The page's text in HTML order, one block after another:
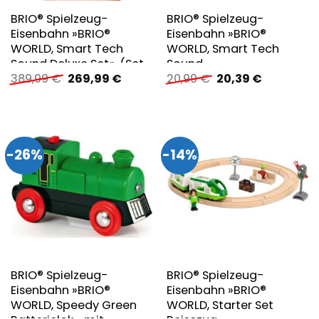
BRIO® Spielzeug-
Eisenbahn »BRIO®
WORLD, Smart Tech
Sound Deluxe Set«, (Set,
91 tlg.), mit
389,99€ Ursprünglicher
Preis
269,99 €Aktueller
BRIO® Spielzeug-
Eisenbahn »BRIO®
WORLD, Smart Tech
Sound
Feuerwehreinsatz«
20,99€ Ursprünglicher
Preis
20,39 €Aktueller
-26%
BRIO® Spielzeug-
Eisenbahn »BRIO®
WORLD, Speedy Green
-14%
BRIO® Spielzeug-
Eisenbahn »BRIO®
WORLD, Starter Set